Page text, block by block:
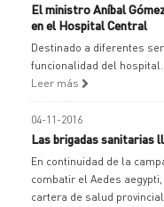
El ministro Aníbal
en el Hospital Central
Destinado a diferentes
funcionalidad del hospital.
Leer más
04-11-2016
Las brigadas sanitarias
En continuidad de la
combatir el Aedes
cartera de salud